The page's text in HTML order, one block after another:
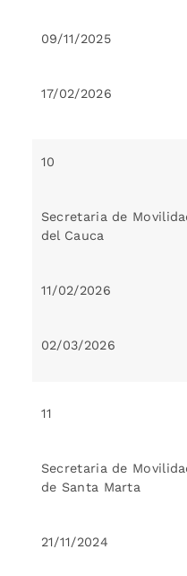
09/11/2025
17/02/2026
10
Secretaria de
del Cauca
11/02/2026
02/03/2026
11
Secretaria de
de Santa Marta
21/11/2024